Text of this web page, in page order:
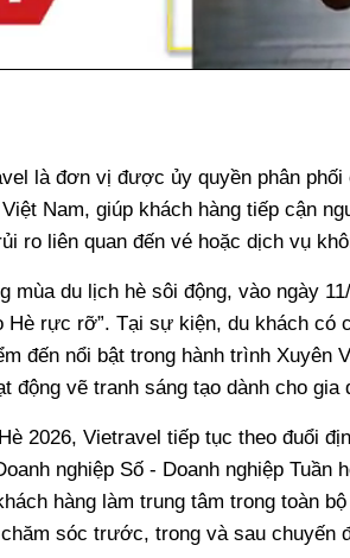
là đơn vị được ủy quyền phân
Nam, giúp khách hàng tiếp cận
ro liên quan đến vé hoặc dịch vụ
mùa du lịch hè sôi động, vào ngày
Hè rực rỡ”. Tại sự kiện, du khách
đến nổi bật trong hành trình Xuyên
động vẽ tranh sáng tạo dành cho gia
2026, Vietravel tiếp tục theo đuổi
nghiệp Số - Doanh nghiệp
hàng làm trung tâm trong toàn
sóc trước, trong và sau chuyến